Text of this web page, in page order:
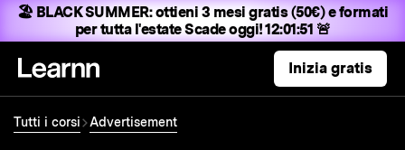
🏖️ BLACK SUMMER:ottieni 3 mesi gratis (50€) e formati
per tutta l'estateScade oggi! 12:01:50 🚨
Inizia gratis
Tutti i corsi Advertisement